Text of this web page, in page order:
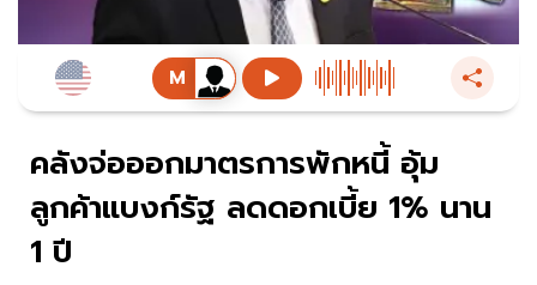
คลังจ่อออกมาตรการพักหนี้ อุ้ม
ลูกค้าแบงก์รัฐ ลดดอกเบี้ย 1% นาน
1 ปี